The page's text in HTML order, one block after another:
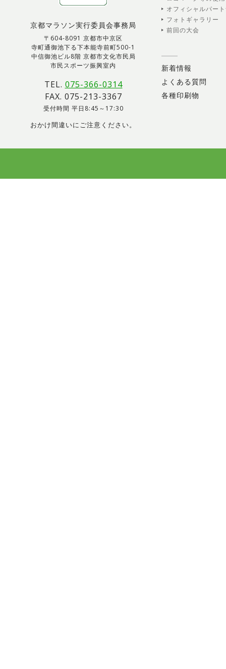
京都マラソン実行委員会事務局
〒604-8091 京都市中京区
寺町通御池下る下本能寺前町500-1
中信御池ビル8階 京都市文化市民局
市民スポーツ振興室内
TEL. 075-366-0314
FAX. 075-213-3367
受付時間 平日8:45～17:30
おかけ間違いにご注意ください。
オフィシャルパー
フォトギャラリー
前回の大会
新着情報
よくある質問
各種印刷物